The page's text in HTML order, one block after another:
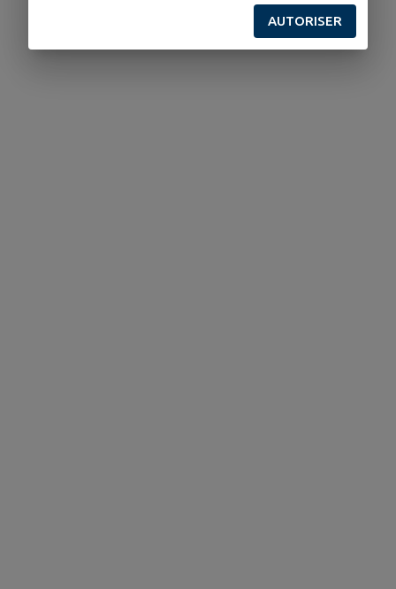
AUTORISER